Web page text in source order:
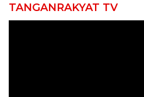
TANGANRAKYAT TV